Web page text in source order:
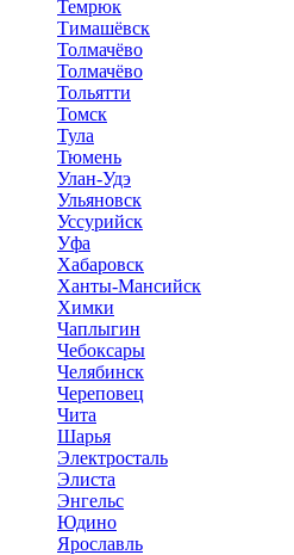
Темрюк
Тимашёвск
Толмачёво
Толмачёво
Тольятти
Томск
Тула
Тюмень
Улан-Удэ
Ульяновск
Уссурийск
Уфа
Хабаровск
Ханты-Мансийск
Химки
Чаплыгин
Чебоксары
Челябинск
Череповец
Чита
Шарья
Электросталь
Элиста
Энгельс
Юдино
Ярославль